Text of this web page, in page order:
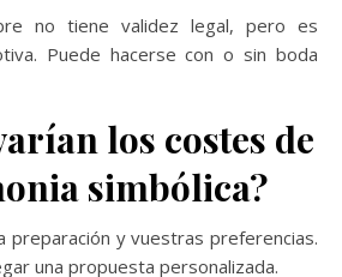
no tiene validez legal, pero es
Puede hacerse con o sin boda
los costes de
simbólica?
preparación y vuestras preferencias.
una propuesta personalizada.